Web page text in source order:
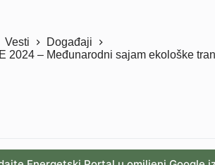
Vesti
Događaji
2024 – Međunarodni sajam ekološke